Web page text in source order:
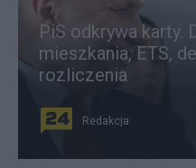
PiS odkrywa karty.
mieszkania, ETS,
rozliczenia
Redakcja